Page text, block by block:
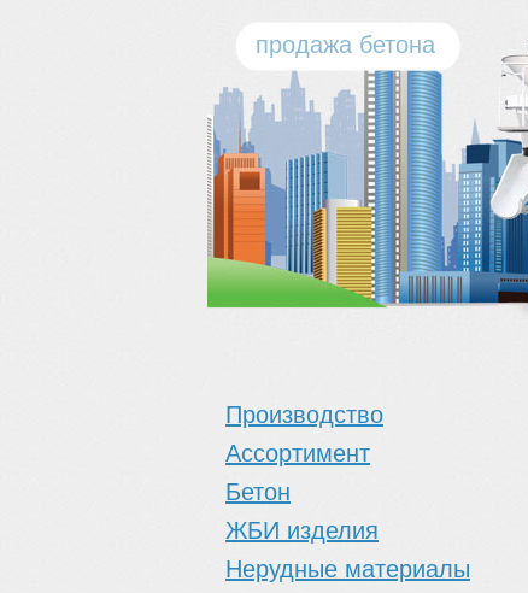
продажа бетона
Производство
Ассортимент
Бетон
ЖБИ изделия
Нерудные материалы